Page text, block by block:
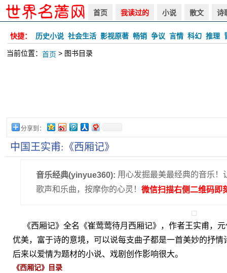
首页 我读过的 小说 散文 诗
快捷： 历史小说 社会生活 影视原著 畅销 争议 言情 科幻 推理
当前位置： 首页 > 图书目录
分享到：
中国王实甫:《西厢记》
音乐经典(yinyue360): 用心发掘最美最经典的音乐！
歌声和乐曲，按摩你的心灵！ 微信扫描右侧二维码即
《西厢记》全名《崔莺莺待月西厢记》，作者王实甫，
优美，富于诗的意境，可以说每支曲子都是一首美妙的抒
后来以爱情为题材的小说、戏剧创作影响很大。
《西厢记》目录